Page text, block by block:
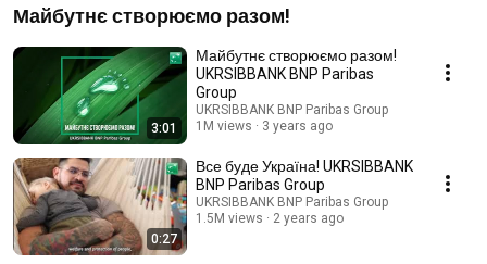
Майбутнє створюємо разом!
3:01
Майбутнє створюємо разом!
UKRSIBBANK BNP Paribas
Group
UKRSIBBANK BNP Paribas Group
1M views
3 years ago
0:27
Все буде Україна! UKRSIBBANK
BNP Paribas Group
UKRSIBBANK BNP Paribas Group
1.5M views
2 years ago